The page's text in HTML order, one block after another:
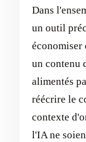
Dans
un outil
économiser
un contenu
alimentés
réécrire le
contexte
l'IA ne